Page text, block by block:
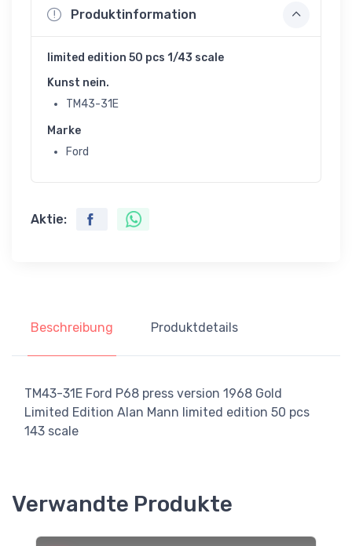
Produktinformation
limited edition 50 pcs 1/43 scale
Kunst nein.
TM43-31E
Marke
Ford
Aktie:
Beschreibung Produktdetails
TM43-31E Ford P68 press version 1968 Gold
Limited Edition Alan Mann limited edition 50 pcs
143 scale
Verwandte Produkte